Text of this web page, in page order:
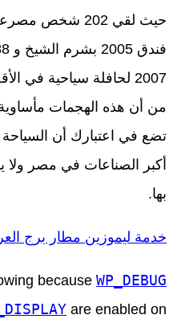
حيث لقي 202 شخص
2007 لحافلة سياحية في
من أن هذه الهجمات
تضع في اعتبارك أن
أكبر الصناعات في مصر ولا
بها.
خدمة ليموزين مطار برج
because WP_DEBUG
are enabled on